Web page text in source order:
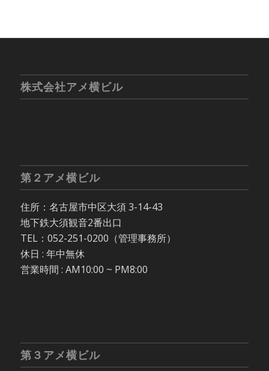
株式会社アメ横ビル
第２アメ横ビル
住所：名古屋市中区大須 3-14-43
地下鉄大須観音2番出口
TEL：052-251-0200（管理事務所）
休日 : 年中無休
営業時間 : AM10:00 ~ PM8:00
第３アメ横ビル